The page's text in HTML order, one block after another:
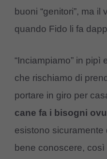
buoni “genitori”, ma
quando Fido li fa
“Inciampiamo” in pipì
che rischiamo di
portare in giro per
cane fa i bisogni
esistono
bene conoscere, così